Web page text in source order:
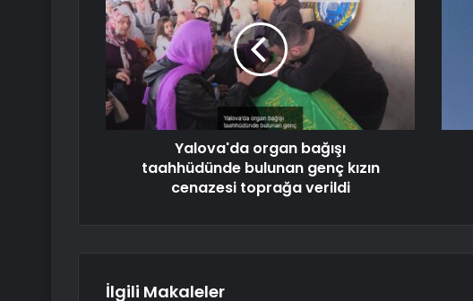
Yalova'da organ bağışı
taahhüdünde bulunan genç kızın
cenazesi toprağa verildi
İlgili Makaleler